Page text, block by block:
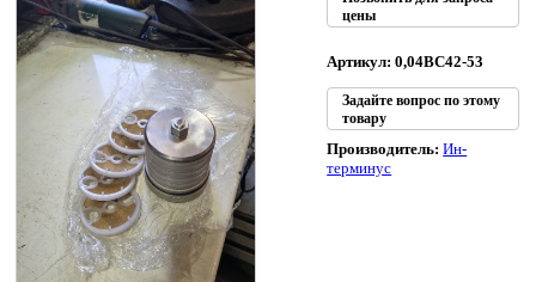
цены
Артикул: 0,04ВС42-53
Задайте вопрос по этому
товару
Производитель:Ин-
терминус